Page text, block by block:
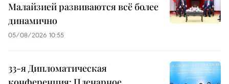
Малайзией развиваются всё более
динамично
05/08/2026 10:55
33-я Дипломатическая